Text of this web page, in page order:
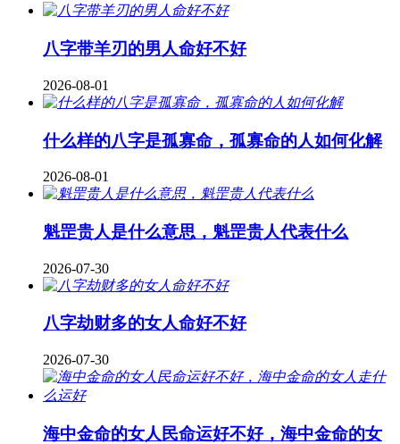
八字带羊刃的男人命好不好
2026-08-01
什么样的八字是孤寡命，孤寡命的人如何化解
2026-08-01
魁罡贵人是什么意思，魁罡贵人代表什么
2026-07-30
八字劫财多的女人命好不好
2026-07-30
海中金命的女人民命运好不好，海中金命的女